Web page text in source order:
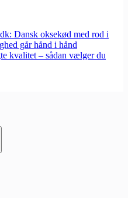
Dansk oksekød med rod i
går hånd i hånd
kvalitet – sådan vælger du